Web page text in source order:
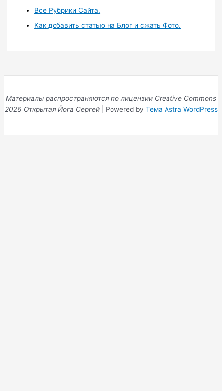
Все Рубрики Сайта.
Как добавить статью на Блог и сжать Фото.
Материалы распространяются по лицензии Creative Commons
2026 Открытая Йога Сергей| Powered by Тема Astra WordPress